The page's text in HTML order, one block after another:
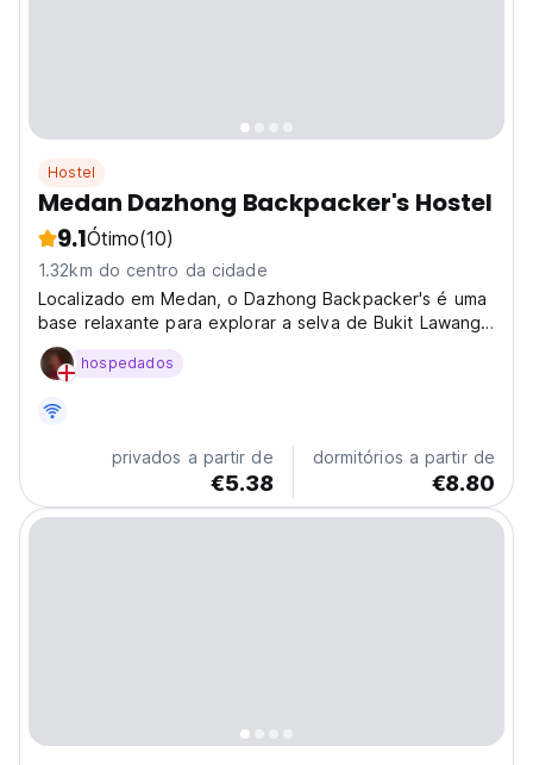
Hostel
Medan Dazhong Backpacker's Hostel
9.1Ótimo(10)
1.32km do centro da cidade
Localizado em Medan, o Dazhong Backpacker's é uma
base relaxante para explorar a selva de Bukit Lawang.
Perfeito para estadias econômicas e aventuras de
trekking em Sumatra. (Auto-translated from original
hospedados
privados a partir de
€5.38
dormitórios a partir de
€8.80